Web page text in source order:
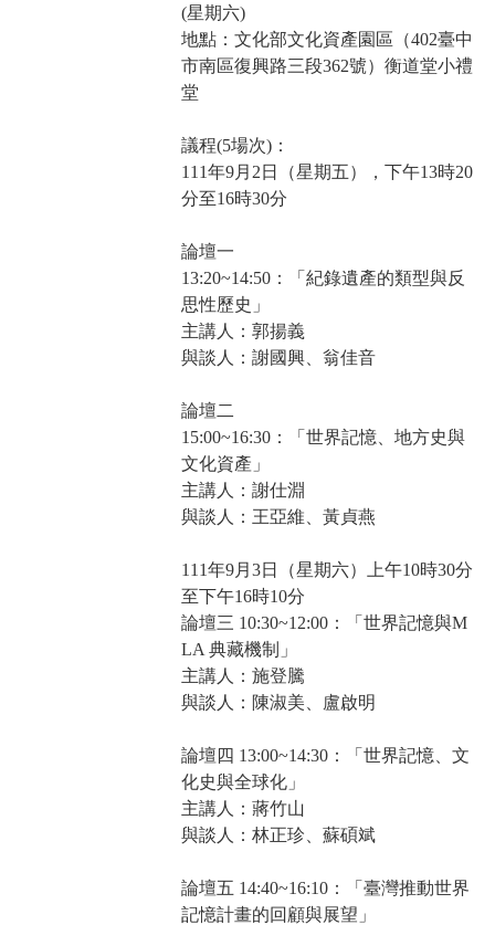
(星期六)
地點：文化部文化資產園區（402臺中
市南區復興路三段362號）衡道堂小禮
堂
議程(5場次)：
111年9月2日（星期五），下午13時20
分至16時30分
論壇一
13:20~14:50：「紀錄遺產的類型與反
思性歷史」
主講人：郭揚義
與談人：謝國興、翁佳音
論壇二
15:00~16:30：「世界記憶、地方史與
文化資產」
主講人：謝仕淵
與談人：王亞維、黃貞燕
111年9月3日（星期六）上午10時30分
至下午16時10分
論壇三 10:30~12:00：「世界記憶與M
LA 典藏機制」
主講人：施登騰
與談人：陳淑美、盧啟明
論壇四 13:00~14:30：「世界記憶、文
化史與全球化」
主講人：蔣竹山
與談人：林正珍、蘇碩斌
論壇五 14:40~16:10：「臺灣推動世界
記憶計畫的回顧與展望」